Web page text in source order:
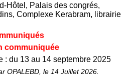
Hôtel, Palais des congrés,
Complexe Kerabram, librairie
communiquée
: du 13 au 14 septembre 2025
OPALEBD, le 14 Juillet 2026.